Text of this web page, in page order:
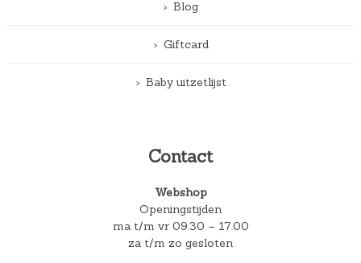
Blog
Giftcard
Baby uitzetlijst
Contact
Webshop
Openingstijden
ma t/m vr 09.30 – 17.00
za t/m zo gesloten